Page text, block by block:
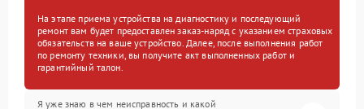
На этапе приема устройства на диагностику и последующий
ремонт вам будет предоставлен заказ-наряд с указанием страховых
обязательств на ваше устройство. Далее, после выполнения работ
по ремонту техники, вы получите акт выполненных работ и
гарантийный талон.
Я уже знаю в чем неисправность и какой